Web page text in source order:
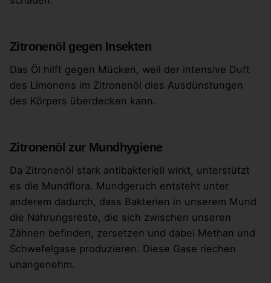
Zitronenöl gegen Insekten
Das Öl hilft gegen Mücken, weil der intensive Duft
des Limonens im Zitronenöl dies Ausdünstungen
des Körpers überdecken kann.
Zitronenöl zur Mundhygiene
Da Zitronenöl stark antibakteriell wirkt, unterstützt
es die Mundflora. Mundgeruch entsteht unter
anderem dadurch, dass Bakterien in unserem Mund
die Nahrungsreste, die sich zwischen unseren
Zähnen befinden, zersetzen und dabei Methan und
Schwefelgase produzieren. Diese Gase riechen
unangenehm.